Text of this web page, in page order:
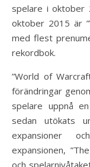
spelare i oktober
oktober 2015 är
med flest
rekordbok.
”World of
förändringar
spelare uppnå
sedan utökats
expansioner
expansionen,
och